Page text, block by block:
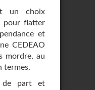
un choix
pour flatter
et
CEDEAO
mordre, au
termes.
de part et